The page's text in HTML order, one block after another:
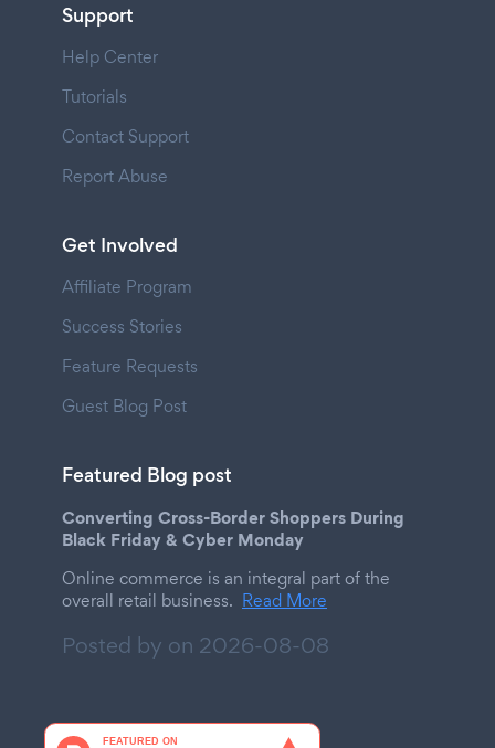
Support
Help Center
Tutorials
Contact Support
Report Abuse
Get Involved
Affiliate Program
Success Stories
Feature Requests
Guest Blog Post
Featured Blog post
Converting Cross-Border Shoppers During
Black Friday & Cyber Monday
Online commerce is an integral part of the
overall retail business. Read More
Posted by on 2026-08-08